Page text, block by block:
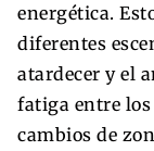
energética.
diferentes
atardecer y el
fatiga entre los
cambios de